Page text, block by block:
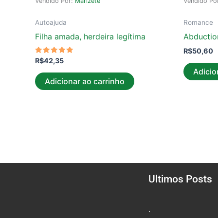
Autoajuda
Filha amada, herdeira legítima
Avaliação
5.00
de 5
R$42,35
Adicionar ao carrinho
Romance
R$50,60
Ultimos Posts
.